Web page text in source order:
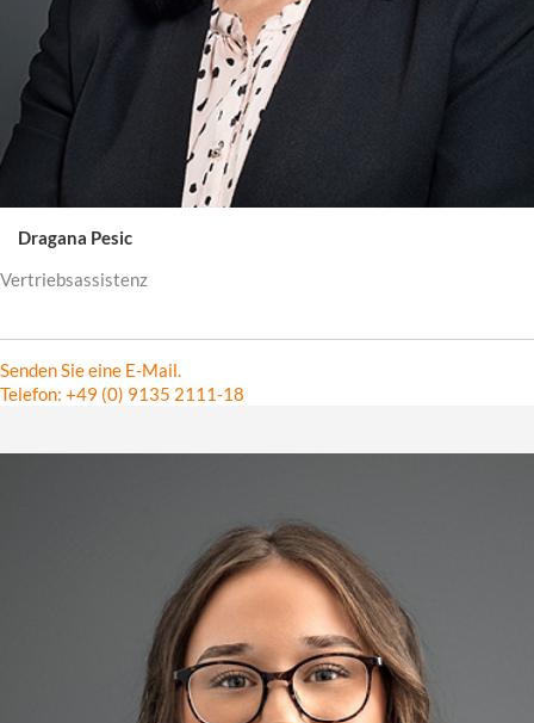
Dragana Pesic
Vertriebsassistenz
Senden Sie eine E-Mail.
Telefon: +49 (0) 9135 2111-18